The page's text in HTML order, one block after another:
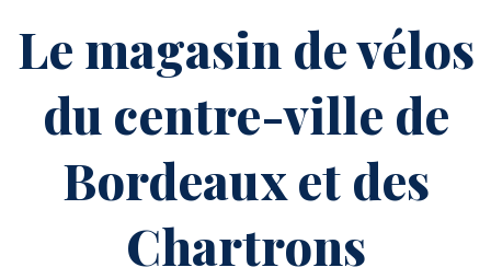
Le magasin de vélos
du centre-ville de
Bordeaux et des
Chartrons